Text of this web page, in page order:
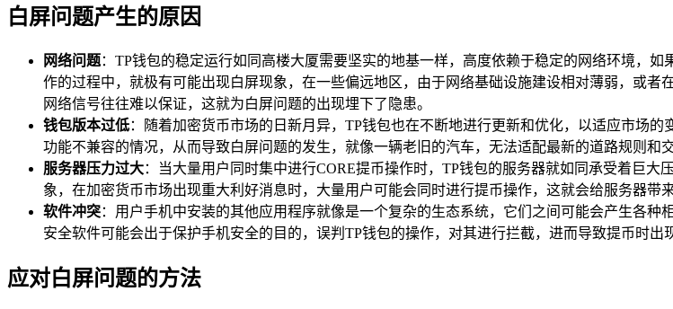
白屏问题产生的原因
网络问题：TP钱包的稳定运行如同高楼大厦需要坚实的地基一样，高度依赖于稳定的网络环境，
作的过程中，就极有可能出现白屏现象，在一些偏远地区，由于网络基础设施建设相对薄弱，或者
网络信号往往难以保证，这就为白屏问题的出现埋下了隐患。
钱包版本过低：随着加密货币市场的日新月异，TP钱包也在不断地进行更新和优化，以适应市场
功能不兼容的情况，从而导致白屏问题的发生，就像一辆老旧的汽车，无法适配最新的道路规则和
服务器压力过大：当大量用户同时集中进行CORE提币操作时，TP钱包的服务器就如同承受着巨
象，在加密货币市场出现重大利好消息时，大量用户可能会同时进行提币操作，这就会给服务器带
软件冲突：用户手机中安装的其他应用程序就像是一个复杂的生态系统，它们之间可能会产生各
安全软件可能会出于保护手机安全的目的，误判TP钱包的操作，对其进行拦截，进而导致提币时出
应对白屏问题的方法